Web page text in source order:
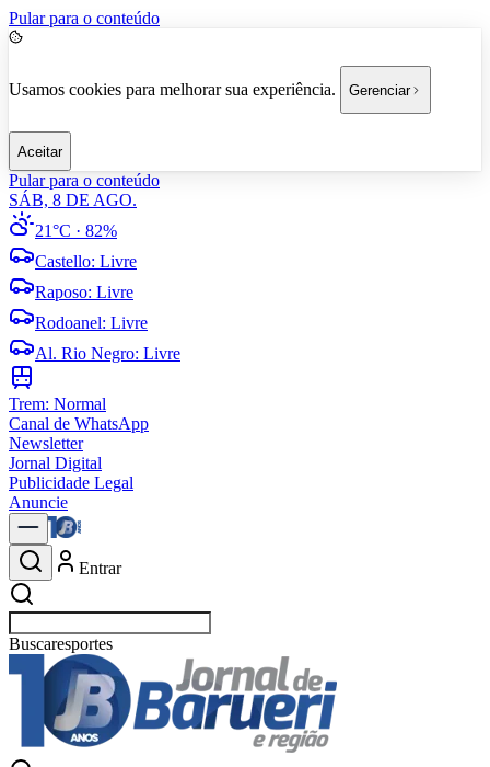
Pular para o conteúdo
Usamos cookies para melhorar sua experiência. Gerenciar
Aceitar
Pular para o conteúdo
SÁB, 8 DE AGO.
21°C · 82%
Castello: Livre
Raposo: Livre
Rodoanel: Livre
Al. Rio Negro: Livre
Trem: Normal
Canal de WhatsApp
Newsletter
Jornal Digital
Publicidade Legal
Anuncie
Entrar
Buscarpolítica